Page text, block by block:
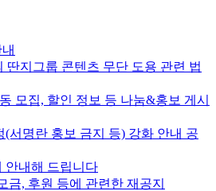
딴지그룹 콘텐츠 무단 도용 관련 법
모집, 할인 정보 등 나눔&홍보 게시
서명란 홍보 금지 등) 강화 안내 공
안내해 드립니다
금, 후원 등에 관련한 재공지